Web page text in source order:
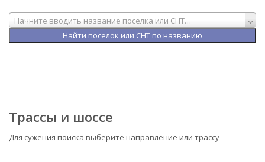
Начните вводить название поселка или СНТ…
Трассы и шоссе
Для сужения поиска выберите направление или трассу